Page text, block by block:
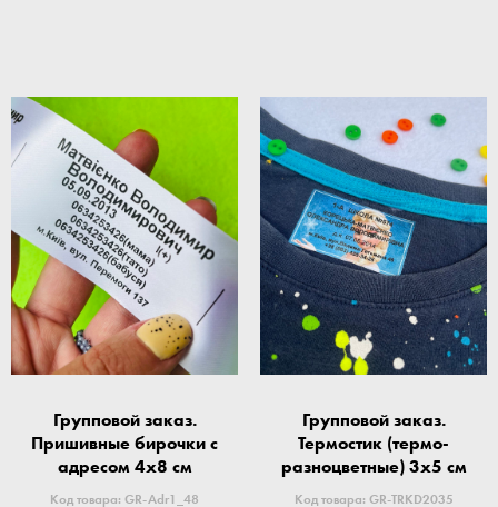
Групповой заказ.
Пришивные бирочки с
адресом 4x8 см
Код товара: GR-Adr1_48
Групповой заказ.
Термостик (термо-
разноцветные) 3x5 см
Код товара: GR-TRKD2035